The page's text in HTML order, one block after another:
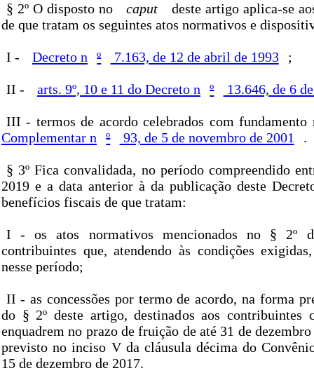
§ 2º O disposto no caput
deste artigo aplica-se
de que tratam os seguintes atos normativos e
I - Decreto n º 7.163, de 12 de abril de 1993 ;
II - arts. 9º, 10 e 11 do Decreto n º 13.646, de 6
III - termos de acordo celebrados com
Complementar n
º 93, de 5 de novembro de 2001 .
§ 3º Fica convalidada, no período compreendido
2019 e a data anterior à da publicação deste
benefícios fiscais de que tratam:
I - os atos normativos mencionados no § 2º
contribuintes que, atendendo às condições
nesse período;
II - as concessões por termo de acordo, na forma
do § 2º deste artigo, destinados aos contribuintes
enquadrem no prazo de fruição de até 31 de
previsto no inciso V da cláusula décima do
15 de dezembro de 2017.